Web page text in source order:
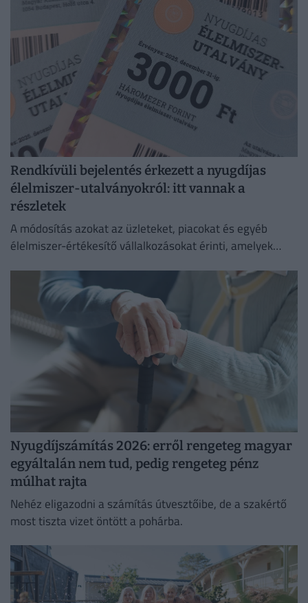
Rendkívüli bejelentés érkezett a nyugdíjas
élelmiszer-utalványokról: itt vannak a
részletek
A módosítás azokat az üzleteket, piacokat és egyéb
élelmiszer-értékesítő vállalkozásokat érinti, amelyek
Nyugdíjszámítás 2026: erről rengeteg magyar
egyáltalán nem tud, pedig rengeteg pénz
múlhat rajta
Nehéz eligazodni a számítás útvesztőibe, de a szakértő
most tiszta vizet öntött a pohárba.